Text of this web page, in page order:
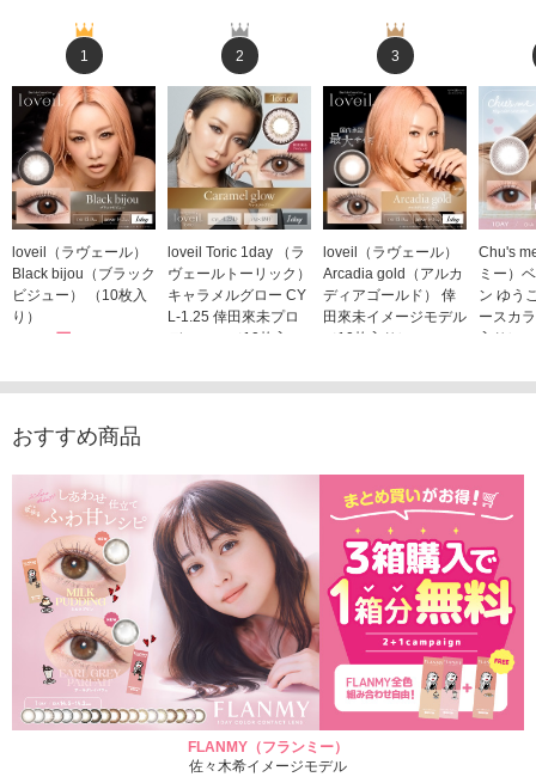
1
loveil（ラヴェール）
Black bijou（ブラック
ビジュー） （10枚入
り）
1,760円
2
loveil Toric 1day （ラ
ヴェールトーリック）
キャラメルグロー CY
L-1.25 倖田來未プロ
デュース （10枚入
1,760円(税込)
3
loveil（ラヴェール）
Arcadia gold（アルカ
ディアゴールド） 倖
田來未イメージモデル
（10枚入り）
Chu's
ミー）
ン ゆう
ースカ
入り）
おすすめ商品
FLANMY（フランミー）
佐々木希イメージモデル